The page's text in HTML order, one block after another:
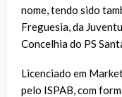
nome, tendo sido
Freguesia, da
Concelhia do PS
Licenciado em
pelo ISPAB, com